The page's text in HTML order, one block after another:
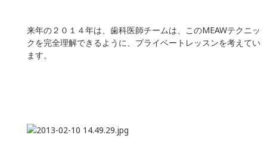
来年の２０１４年は、歯科医師チームは、このMEAWテクニッ
クを完全理解できるように、プライベートレッスンを考えてい
ます。